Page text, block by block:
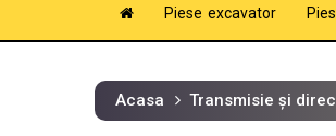
Piese excavator
Acasa Transmisie și